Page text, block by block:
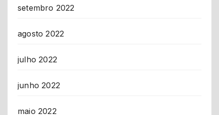
setembro 2022
agosto 2022
julho 2022
junho 2022
maio 2022